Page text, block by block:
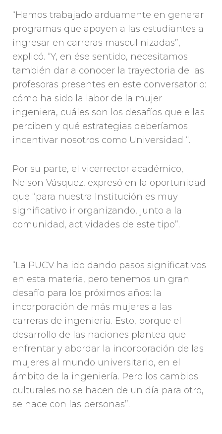
“Hemos trabajado arduamente en generar
programas que apoyen a las estudiantes a
ingresar en carreras masculinizadas”,
explicó. “Y, en ése sentido, necesitamos
también dar a conocer la trayectoria de las
profesoras presentes en este conversatorio:
cómo ha sido la labor de la mujer
ingeniera, cuáles son los desafíos que ellas
perciben y qué estrategias deberíamos
incentivar nosotros como Universidad “.
Por su parte, el vicerrector académico,
Nelson Vásquez, expresó en la oportunidad
que “para nuestra Institución es muy
significativo ir organizando, junto a la
comunidad, actividades de este tipo”.
“La PUCV ha ido dando pasos significativos
en esta materia, pero tenemos un gran
desafío para los próximos años: la
incorporación de más mujeres a las
carreras de ingeniería. Esto, porque el
desarrollo de las naciones plantea que
enfrentar y abordar la incorporación de las
mujeres al mundo universitario, en el
ámbito de la ingeniería. Pero los cambios
culturales no se hacen de un día para otro,
se hace con las personas”.